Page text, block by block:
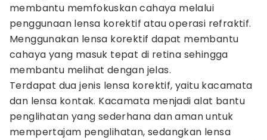
membantu memfokuskan cahaya melalui
penggunaan lensa korektif atau operasi refraktif.
Menggunakan lensa korektif dapat membantu
cahaya yang masuk tepat di retina sehingga
membantu melihat dengan jelas.
Terdapat dua jenis lensa korektif, yaitu kacamata
dan lensa kontak. Kacamata menjadi alat bantu
penglihatan yang sederhana dan aman untuk
mempertajam penglihatan, sedangkan lensa